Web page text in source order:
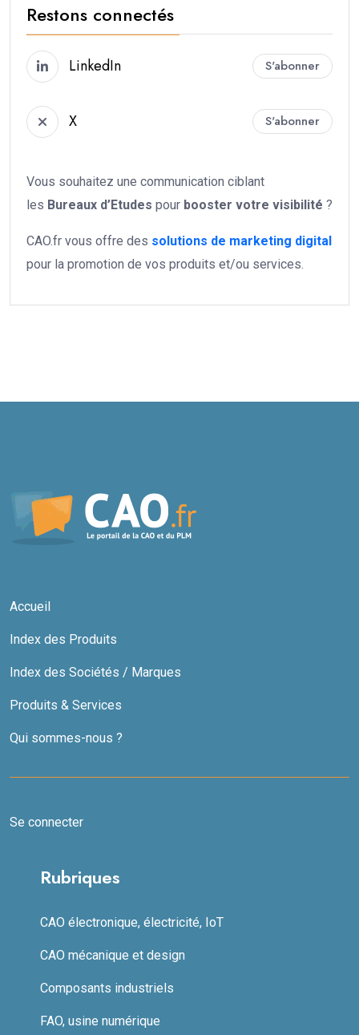
Restons connectés
LinkedIn S'abonner
X S'abonner
Vous souhaitez une communication ciblant
les Bureaux d’Etudes pour booster votre visibilité ?
CAO.fr vous offre des solutions de marketing digital
pour la promotion de vos produits et/ou services.
Accueil
Index des Produits
Index des Sociétés / Marques
Produits & Services
Qui sommes-nous ?
Se connecter
Rubriques
CAO électronique, électricité, IoT
CAO mécanique et design
Composants industriels
FAO, usine numérique